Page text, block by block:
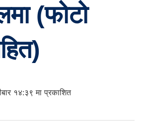
(फोटो
१४:३९ मा प्रकाशित